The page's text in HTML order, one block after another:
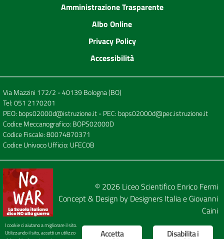
Amministrazione Trasparente
Albo Online
Privacy Policy
Accessibilità
Via Mazzini 172/2 - 40139 Bologna (BO)
Tel:051 2170201
PEO: bops02000d@istruzione.it- PEC: bops02000d@pec.istruzione.it
Codice Meccanografico: BOPS02000D
Codice Fiscale: 80074870371
Codice Univoco Ufficio: UFEC0B
© 2026 Liceo Scientifico Enrico Fermi
Concept & Design by Designers Italiae Giovanni
Caini
Disabilita i
Accetta
I cookie ci aiutano a migliorare il sito.
Utilizzando il sito, accetti un utilizzo